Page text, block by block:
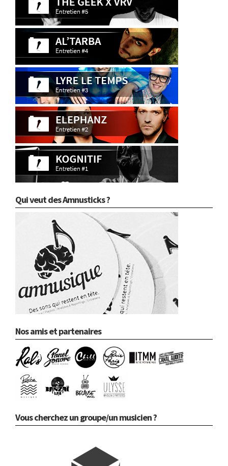
Qui veut des Amnusticks ?
Nos amis et partenaires
Vous cherchez un groupe/un musicien ?